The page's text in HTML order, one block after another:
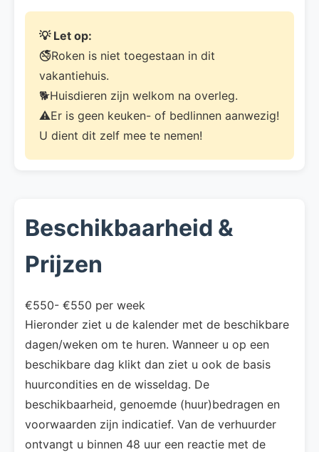
💡 Let op:
🚭Roken is niet toegestaan in dit
vakantiehuis.
🐕Huisdieren zijn welkom na overleg.
⚠️Er is geen keuken- of bedlinnen aanwezig!
U dient dit zelf mee te nemen!
Beschikbaarheid &
Prijzen
€550- €550 per week
Hieronder ziet u de kalender met de beschikbare
dagen/weken om te huren. Wanneer u op een
beschikbare dag klikt dan ziet u ook de basis
huurcondities en de wisseldag. De
beschikbaarheid, genoemde (huur)bedragen en
voorwaarden zijn indicatief. Van de verhuurder
ontvangt u binnen 48 uur een reactie met de